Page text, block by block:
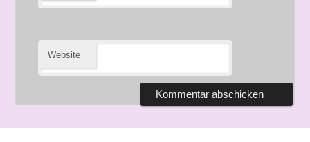
Website